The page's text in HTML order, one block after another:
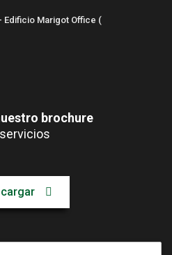
Edificio Marigot Office (
brochure